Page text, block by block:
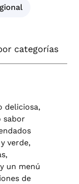
categorías
deliciosa,
sabor
verde,
un menú
de